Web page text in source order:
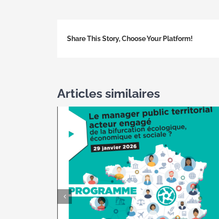
Share This Story, Choose Your Platform!
Articles similaires